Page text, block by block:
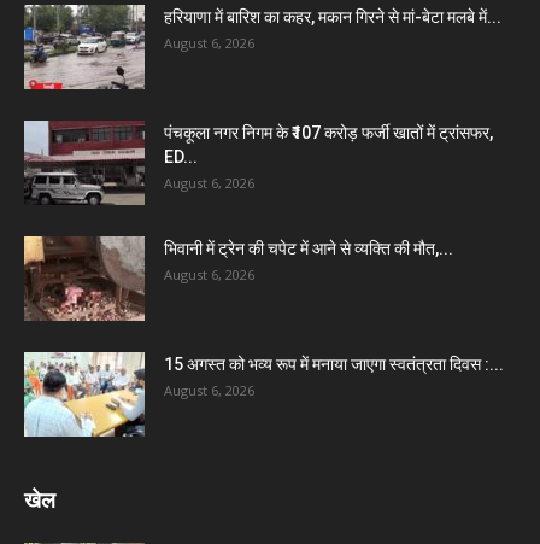
हरियाणा में बारिश का कहर, मकान गिरने से मां-बेटा मलबे में...
August 6, 2026
पंचकूला नगर निगम के ₹107 करोड़ फर्जी खातों में ट्रांसफर,
ED...
August 6, 2026
भिवानी में ट्रेन की चपेट में आने से व्यक्ति की मौत,...
August 6, 2026
15 अगस्त को भव्य रूप में मनाया जाएगा स्वतंत्रता दिवस :...
August 6, 2026
खेल